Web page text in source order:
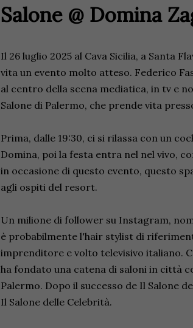
Salone @ Domina
Il 26 luglio 2025 al Cava Sicilia, a Santa
vita un evento molto atteso. Federico
al centro della scena mediatica, in tv e
Salone di Palermo, che prende vita
Prima, dalle 19:30, ci si rilassa con un
Domina, poi la festa entra nel nel vivo,
in occasione di questo evento, questo
agli ospiti del resort.
Un milione di follower su Instagram,
è probabilmente l'hair stylist di
imprenditore e volto televisivo italiano.
ha fondato una catena di saloni in città
Palermo. Dopo il successo de Il Salone
Il Salone delle Celebrità.